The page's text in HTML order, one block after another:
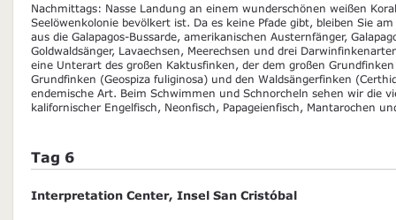
Nachmittags: Nasse Landung an einem wunderschönen weißen
Seelöwenkolonie bevölkert ist. Da es keine Pfade gibt, bleiben Sie
aus die Galapagos-Bussarde, amerikanischen Austernfänger,
Goldwaldsänger, Lavaechsen, Meerechsen und drei
eine Unterart des großen Kaktusfinken, der dem großen
Grundfinken (Geospiza fuliginosa) und den Waldsängerfinken
endemische Art. Beim Schwimmen und Schnorcheln sehen wir die
kalifornischer Engelfisch, Neonfisch, Papageienfisch, Mantarochen
Tag 6
Interpretation Center, Insel San Cristóbal